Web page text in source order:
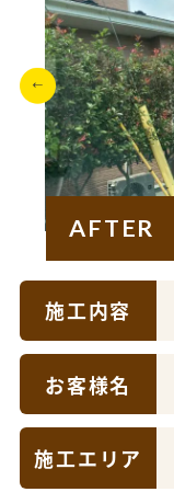
AFTER
施工内容
お客様名
施工エリア